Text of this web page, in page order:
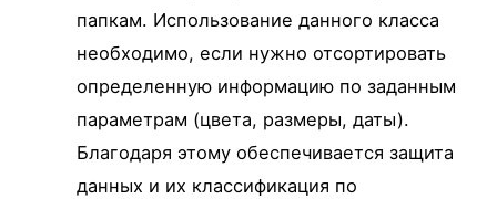
папкам. Использование данного класса
необходимо, если нужно отсортировать
определенную информацию по заданным
параметрам (цвета, размеры, даты).
Благодаря этому обеспечивается защита
данных и их классификация по